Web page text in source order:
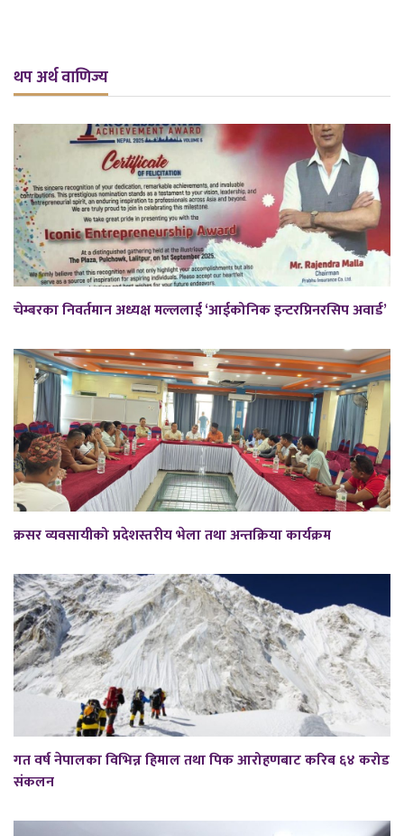
थप अर्थ वाणिज्य
चेम्बरका निवर्तमान अध्यक्ष मल्ललाई ‘आईकोनिक इन्टरप्रिनरसिप अवार्ड’
क्रसर व्यवसायीको प्रदेशस्तरीय भेला तथा अन्तक्रिया कार्यक्रम
गत वर्ष नेपालका विभिन्न हिमाल तथा पिक आरोहणबाट करिब ६४ करोड
संकलन